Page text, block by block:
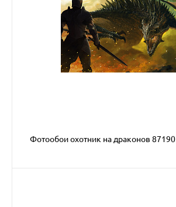
Фотообои охотник на драконов 87190